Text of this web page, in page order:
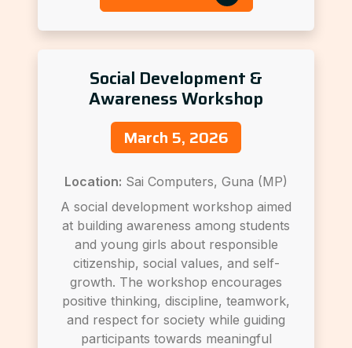
Social Development &
Awareness Workshop
March 5, 2026
Location: Sai Computers, Guna (MP)
A social development workshop aimed
at building awareness among students
and young girls about responsible
citizenship, social values, and self-
growth. The workshop encourages
positive thinking, discipline, teamwork,
and respect for society while guiding
participants towards meaningful